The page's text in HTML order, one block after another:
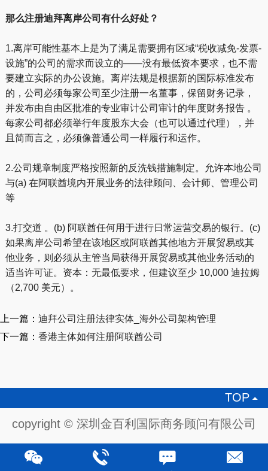
那么注册迪拜离岸公司有什么好处？
1.离岸可能性基本上是为了满足需要拥有区域“税收减免-发票-
设施”的公司的需求而设立的——没有最低资本要求，也不需
要建立实际的办公设施。离岸法规是根据新的国际标准发布
的，公司必须每家公司至少注册一名董事，保留财务记录，
并发布由自由区批准的专业审计公司审计的年度财务报告 。
每家公司都必须举行年度股东大会（也可以通过代理），并
且简而言之，必须像普通公司一样履行和运作。
2.公司规章制度严格按照新的反洗钱措施制定。允许本地公司
与(a) 在阿联酋境内开展业务的法律顾问、会计师、管理公司
等
3.打交道 。(b) 阿联酋任何用于进行日常运营交易的银行。(c)
如果离岸公司希望在该地区或阿联酋其他地方开展贸易或其
他业务，则必须从主管当局获得开展贸易或其他业务活动的
适当许可证。资本：无最低要求，但建议至少 10,000 迪拉姆
（2,700 美元）。
上一篇： 迪拜公司注册法律实体_海外公司架构管理
下一篇： 香港主体如何注册阿联酋公司
TOP
copyright © 深圳金百利国际商务顾问有限公司